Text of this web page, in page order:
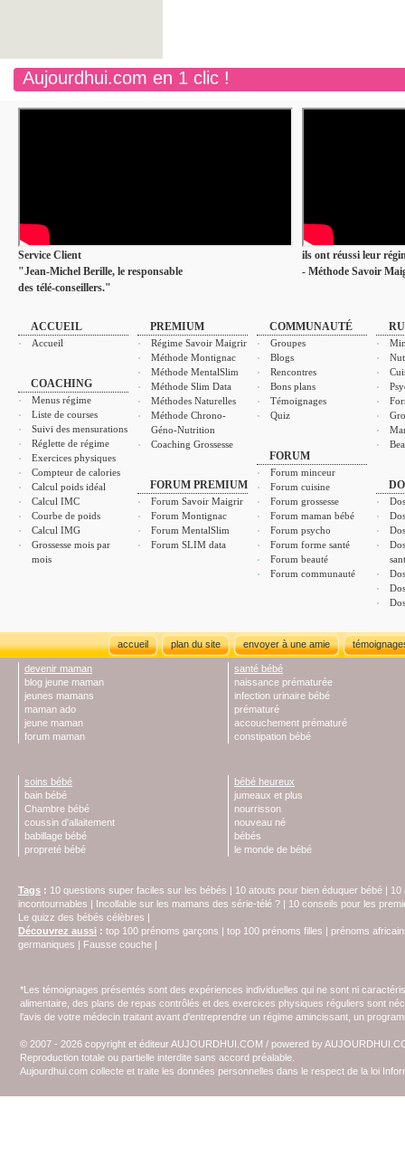
Aujourdhui.com en 1 clic !
Service Client
"Jean-Michel Berille, le responsable
des télé-conseillers."
ils ont réussi leur
- Méthode Savoir
ACCUEIL
Accueil
COACHING
Menus régime
Liste de courses
Suivi des mensurations
Réglette de régime
Exercices physiques
Compteur de calories
Calcul poids idéal
Calcul IMC
Courbe de poids
Calcul IMG
Grossesse mois par
mois
PREMIUM
Régime Savoir Maigrir
Méthode Montignac
Méthode MentalSlim
Méthode Slim Data
Méthodes Naturelles
Méthode Chrono-
Géno-Nutrition
Coaching Grossesse
FORUM PREMIUM
Forum Savoir Maigrir
Forum Montignac
Forum MentalSlim
Forum SLIM data
COMMUNAUTÉ
Groupes
Blogs
Rencontres
Bons plans
Témoignages
Quiz
FORUM
Forum minceur
Forum cuisine
Forum grossesse
Forum maman bébé
Forum psycho
Forum forme santé
Forum beauté
Forum communauté
accueil plan du site envoyer à une amie
devenir maman
blog jeune maman
jeunes mamans
maman ado
jeune maman
forum maman
santé bébé
naissance prématurée
infection urinaire bébé
prématuré
accouchement prématuré
constipation bébé
soins bébé
bain bébé
Chambre bébé
coussin d'allaitement
babillage bébé
propreté bébé
bébé heureux
jumeaux et plus
nourrisson
nouveau né
bébés
le monde de bébé
Tags : 10 questions super faciles sur les bébés | 10 atouts pour bien éduquer bébé | 10
incontournables | Incollable sur les mamans des série-télé ? | 10 conseils pour les
Le quizz des bébés célèbres |
Découvrez aussi : top 100 prénoms garçons | top 100 prénoms filles | prénoms
germaniques | Fausse couche |
*Les témoignages présentés sont des expériences individuelles qui ne sont ni
alimentaire, des plans de repas contrôlés et des exercices physiques réguliers sont
l'avis de votre médecin traitant avant d'entreprendre un régime amincissant, un
© 2007 - 2026 copyright et éditeur AUJOURDHUI.COM / powered by
Reproduction totale ou partielle interdite sans accord préalable.
Aujourdhui.com collecte et traite les données personnelles dans le respect de la loi